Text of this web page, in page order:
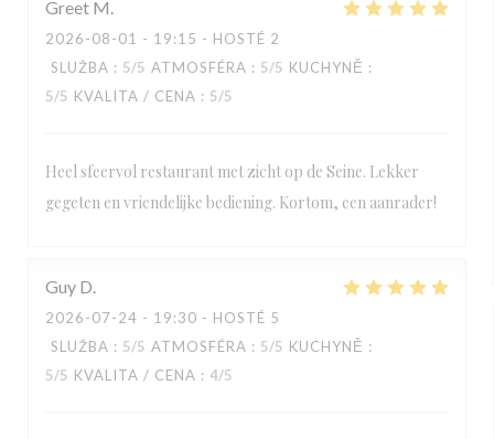
Greet M
2026-08-01 - 19:15 - HOSTÉ 2
SLUŽBA : 5/5 ATMOSFÉRA : 5/5 KUCHYNĚ :
5/5 KVALITA / CENA : 5/5
Heel sfeervol restaurant met zicht op de Seine. Lekker
gegeten en vriendelijke bediening. Kortom, een aanrader!
Guy D
2026-07-24 - 19:30 - HOSTÉ 5
SLUŽBA : 5/5 ATMOSFÉRA : 5/5 KUCHYNĚ :
5/5 KVALITA / CENA : 4/5